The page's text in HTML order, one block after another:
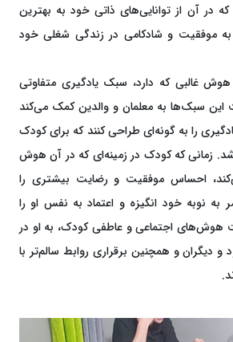
که در آن از توانایی‌های ذاتی خود به بهترین
به موفقیت و شادکامی در زندگی شغلی خود
غالبی که دارد، سبک یادگیری متفاوتی
سبک‌ها به معلمان و والدین کمک می‌کند
را به گونه‌ای طراحی کنند که برای کودک
زمانی که کودک در زمینه‌ای که در آن هوش
احساس موفقیت و رضایت بیشتری را
به نوبه خود انگیزه و اعتماد به نفس او را
اجتماعی و عاطفی کودک، به او در
دیگران و همچنین برقراری روابط سالم‌تر با